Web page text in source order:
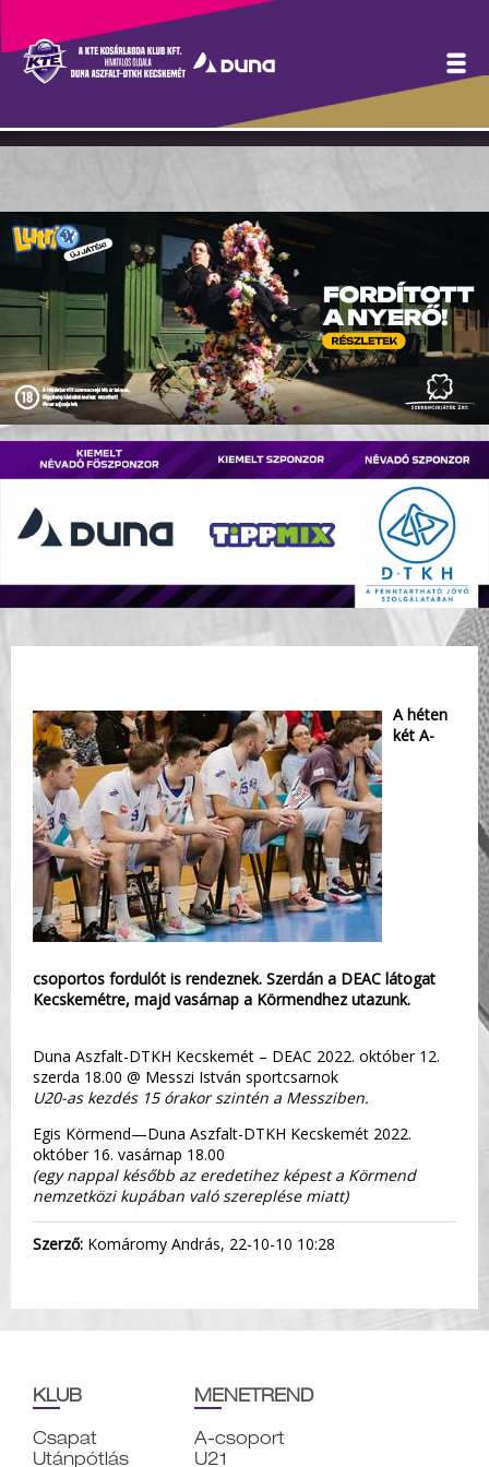
Heti menetrend
(2022.10.10-16.)
A héten
két A-
csoportos fordulót is rendeznek. Szerdán a DEAC látogat
Kecskemétre, majd vasárnap a Körmendhez utazunk.
Duna Aszfalt-DTKH Kecskemét – DEAC 2022. október 12.
szerda 18.00 @ Messzi István sportcsarnok
U20-as kezdés 15 órakor szintén a Messziben.
Egis Körmend—Duna Aszfalt-DTKH Kecskemét 2022.
október 16. vasárnap 18.00
(egy nappal később az eredetihez képest a Körmend
nemzetközi kupában való szereplése miatt)
Szerző: Komáromy András, 22-10-10 10:28
KLUB
Csapat
Utánpótlás
MENETREND
A-csoport
U21